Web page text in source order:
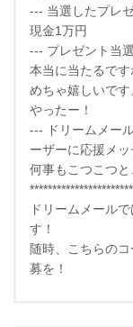
--- 当選したプレ
現金1万円
--- プレゼント当
本当に当たるです
めちゃ嬉しいです
やったー！
--- ドリームメー
ーザーに応援メ
何事もこつこつ
ドリームメール
す！
随時、こちらの
募を！